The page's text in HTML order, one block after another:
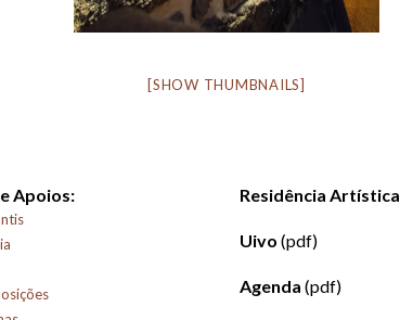
[SHOW THUMBNAILS]
Apoios: Residência Artística
Uivo (pdf)
Agenda (pdf)